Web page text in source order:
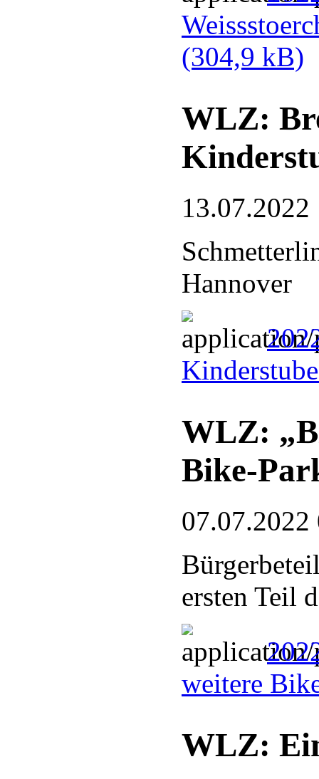
(304,9 kB)
WLZ:
13.07.2022
Hannover
WLZ:
Bike-
07.07.2022
ersten Teil
weitere
WLZ: